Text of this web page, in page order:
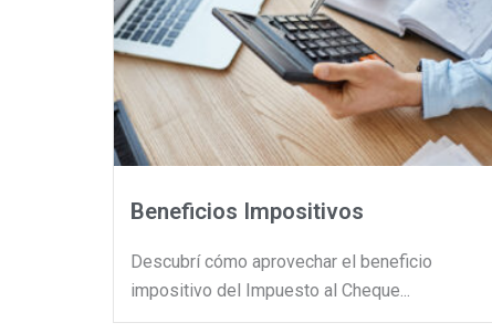
Beneficios Impositivos
Descubrí cómo aprovechar el beneficio
impositivo del Impuesto al Cheque...